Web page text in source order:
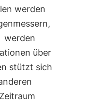
werden
werden
über
stützt sich